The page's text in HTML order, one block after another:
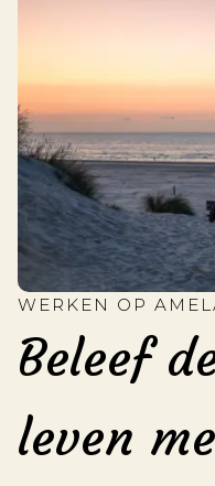
WERKEN OP
Beleef
leven